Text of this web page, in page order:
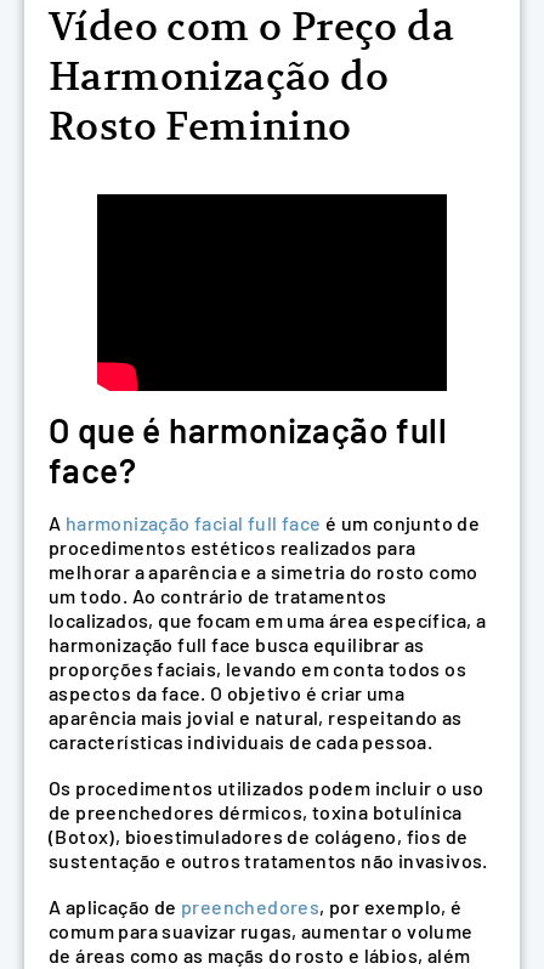
Vídeo com o Preço da
Harmonização do
Rosto Feminino
O que é harmonização full
face?
A harmonização facial full face é um conjunto de
procedimentos estéticos realizados para
melhorar a aparência e a simetria do rosto como
um todo. Ao contrário de tratamentos
localizados, que focam em uma área específica, a
harmonização full face busca equilibrar as
proporções faciais, levando em conta todos os
aspectos da face. O objetivo é criar uma
aparência mais jovial e natural, respeitando as
características individuais de cada pessoa.
Os procedimentos utilizados podem incluir o uso
de preenchedores dérmicos, toxina botulínica
(Botox), bioestimuladores de colágeno, fios de
sustentação e outros tratamentos não invasivos.
A aplicação de preenchedores, por exemplo, é
comum para suavizar rugas, aumentar o volume
de áreas como as maçãs do rosto e lábios, além